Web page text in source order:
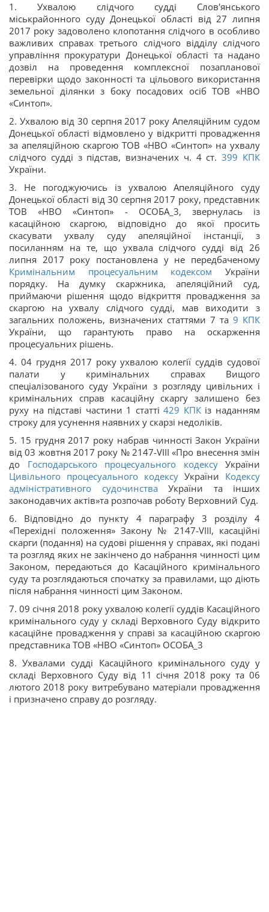
1. Ухвалою слідчого судді Слов'янського
міськрайонного суду Донецької області від 27 липня
2017 року задоволено клопотання слідчого в особливо
важливих справах третього слідчого відділу слідчого
управління прокуратури Донецької області та надано
дозвіл на проведення комплексної позапланової
перевірки щодо законності та цільового використання
земельної ділянки з боку посадових осіб ТОВ «НВО
«Синтоп».
2. Ухвалою від 30 серпня 2017 року Апеляційним судом
Донецької області відмовлено у відкритті провадження
за апеляційною скаргою ТОB «НВО «Синтоп» на ухвалу
слідчого судді з підстав, визначених ч. 4 ст. 399 КПК
України.
3. Не погоджуючись із ухвалою Апеляційного суду
Донецької області від 30 серпня 2017 року, представник
ТОВ «НВО «Синтоп» - ОСОБА_3, звернулась із
касаційною скаргою, відповідно до якої просить
скасувати ухвалу суду апеляційної інстанції, з
посиланням на те, що ухвала слідчого судді від 26
липня 2017 року постановлена у не передбаченому
Кримінальним процесуальним кодексом України
порядку. На думку скаржника, апеляційний суд,
приймаючи рішення щодо відкриття провадження за
скаргою на ухвалу слідчого судді, мав виходити з
загальних положень, визначених статтями 7 та 9 КПК
України, що гарантують право на оскарження
процесуальних рішень.
4. 04 грудня 2017 року ухвалою колегії суддів судової
палати у кримінальних справах Вищого
спеціалізованого суду України з розгляду цивільних і
кримінальних справ касаційну скаргу залишено без
руху на підставі частини 1 статті 429 КПКіз наданням
строку для усунення наявних у скарзі недоліків.
5. 15 грудня 2017 року набрав чинності Закон України
від 03 жовтня 2017 року № 2147-VIII «Про внесення змін
до Господарського процесуального кодексуУкраїни
Цивільного процесуального кодексу України Кодексу
адміністративного судочинства України та інших
законодавчих актів»та розпочав роботу Верховний Суд.
6. Відповідно до пункту 4 параграфу 3 розділу 4
«Перехідні положення» Закону № 2147-VIII, касаційні
скарги (подання) на судові рішення у справах, які подані
та розгляд яких не закінчено до набрання чинності цим
Законом, передаються до Касаційного кримінального
суду та розглядаються спочатку за правилами, що діють
після набрання чинності цим Законом.
7. 09 січня 2018 року ухвалою колегії суддів Касаційного
кримінального суду у складі Верховного Суду відкрито
касаційне провадження у справі за касаційною скаргою
представника ТОВ «НВО «Синтоп» ОСОБА_3
8. Ухвалами судді Касаційного кримінального суду у
складі Верховного Суду від 11 січня 2018 року та 06
лютого 2018 року витребувано матеріали провадження
і призначено справу до розгляду.